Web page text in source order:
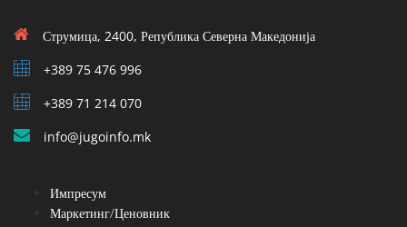
Струмица, 2400, Република Северна Македонија
+389 75 476 996
+389 71 214 070
info@jugoinfo.mk
Импресум
Маркетинг/Ценовник